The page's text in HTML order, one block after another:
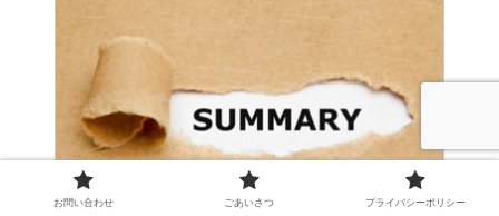
お問い合わせ ごあいさつ プライバシーポリシー